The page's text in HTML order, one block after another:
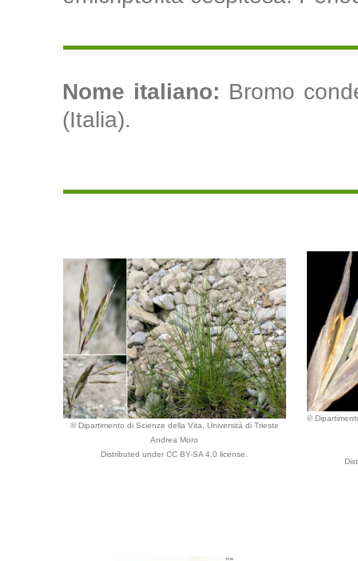
Nome italiano: Bromo
(Italia).
© Dipartimento di Scienze della Vita, Università di Trieste
Andrea Moro
Distributed under CC BY-SA 4.0 license.
©